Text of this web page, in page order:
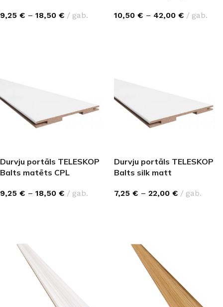
9,25 € – 18,50 € gab. 10,50 € – 42,00 € gab.
Durvju portāls TELESKOP
Balts matēts CPL
9,25 € – 18,50 € gab.
Durvju portāls TELESKOP
Balts silk matt
7,25 € – 22,00 € gab.